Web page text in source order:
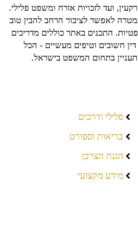
ועד לזכויות אזרח ומשפט פלילי.
לאפשר לציבור הרחב להבין טוב
התכנים באתר כוללים מדריכים
חשובים וטיפים מעשיים - הכל
בתחום המשפט בישראל.
פלילי ודרכים
בריאות וספורט
הגנת הצרכן
מידע מקצועי